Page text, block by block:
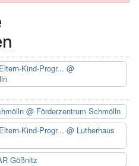
Kind-Progr... @
@ Förderzentrum Schmölln
Kind-Progr... @ Lutherhaus
Gößnitz